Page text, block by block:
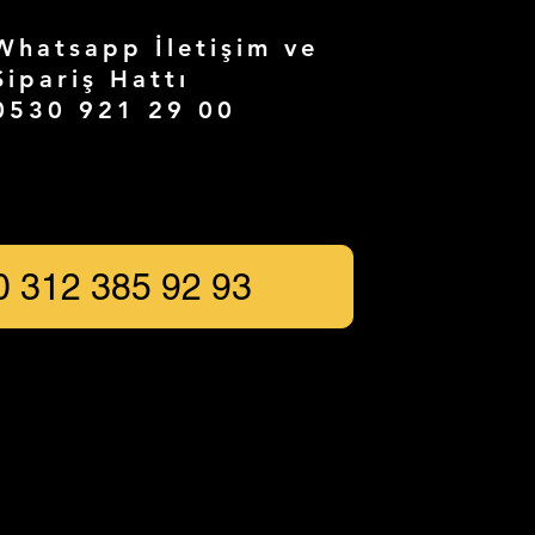
İletişim ve
Hattı
921 29 00
312 385 92 93